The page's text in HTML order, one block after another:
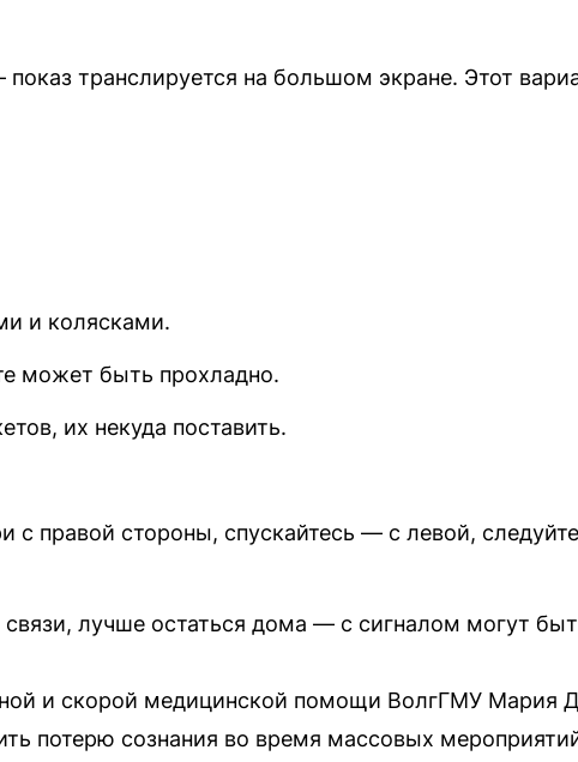
транслируется на большом экране. Этот
и колясками.
может быть прохладно.
их некуда поставить.
с правой стороны, спускайтесь — с левой,
связи, лучше остаться дома — с сигналом могут
и скорой медицинской помощи ВолгГМУ Мария
потерю сознания во время массовых